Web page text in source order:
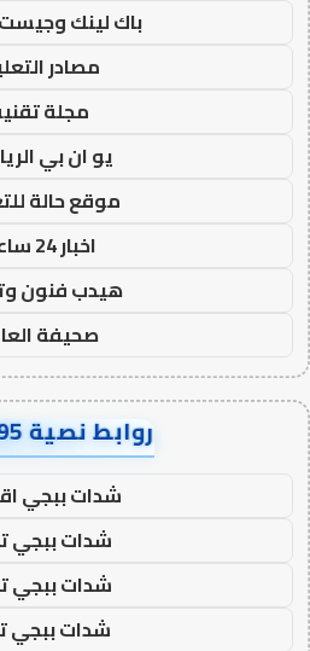
باك لينك
مصادر
مجلة
يو ان بي
موقع حالة
اخبار 24 ساعة
هيدب فنون
صحيفة
روابط نصية AA49895
شدات ببجي
شدات ببجي
شدات ببجي
شدات ببجي